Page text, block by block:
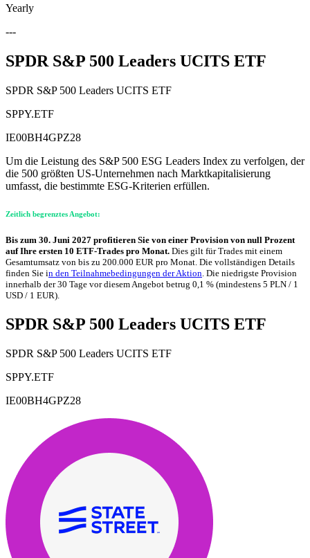
Yearly
---
SPDR S&P 500 Leaders UCITS ETF
SPDR S&P 500 Leaders UCITS ETF
SPPY.ETF
IE00BH4GPZ28
Um die Leistung des S&P 500 ESG Leaders Index zu verfolgen, der
die 500 größten US-Unternehmen nach Marktkapitalisierung
umfasst, die bestimmte ESG-Kriterien erfüllen.
Zeitlich begrenztes Angebot:
Bis zum 30. Juni 2027 profitieren Sie von einer Provision von null Prozent
auf Ihre ersten 10 ETF-Trades pro Monat. Dies gilt für Trades mit einem
Gesamtumsatz von bis zu 200.000 EUR pro Monat. Die vollständigen Details
finden Sie in den Teilnahmebedingungen der Aktion. Die niedrigste Provision
innerhalb der 30 Tage vor diesem Angebot betrug 0,1 % (mindestens 5 PLN / 1
USD / 1 EUR).
SPDR S&P 500 Leaders UCITS ETF
SPDR S&P 500 Leaders UCITS ETF
SPPY.ETF
IE00BH4GPZ28